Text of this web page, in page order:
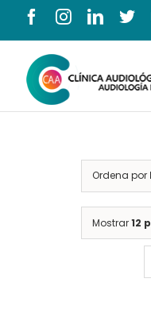
Saltar
contenido
ProductosOrdena por
Mostrar12